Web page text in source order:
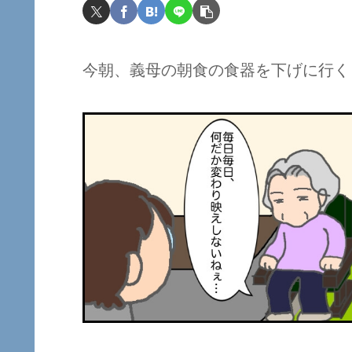
今朝、義母の朝食の食器を下げに行